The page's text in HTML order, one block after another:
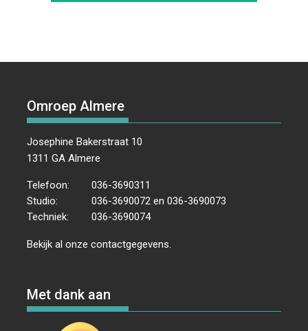
Omroep Almere
Josephine Bakerstraat 10
1311 GA Almere
Telefoon:
036-3690311
Studio:
036-3690072 en 036-3690073
Techniek:
036-3690074
Bekijk al onzecontactgegevens
Met dank aan